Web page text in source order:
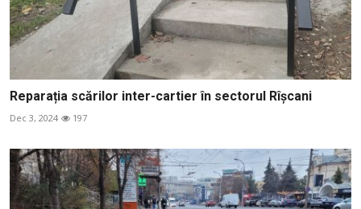
Reparația scărilor inter-cartier în sectorul Rîșcani
Dec 3, 2024 197